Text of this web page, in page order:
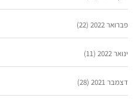
פברואר 2022 (22)
ינואר 2022 (11)
דצמבר 2021 (28)